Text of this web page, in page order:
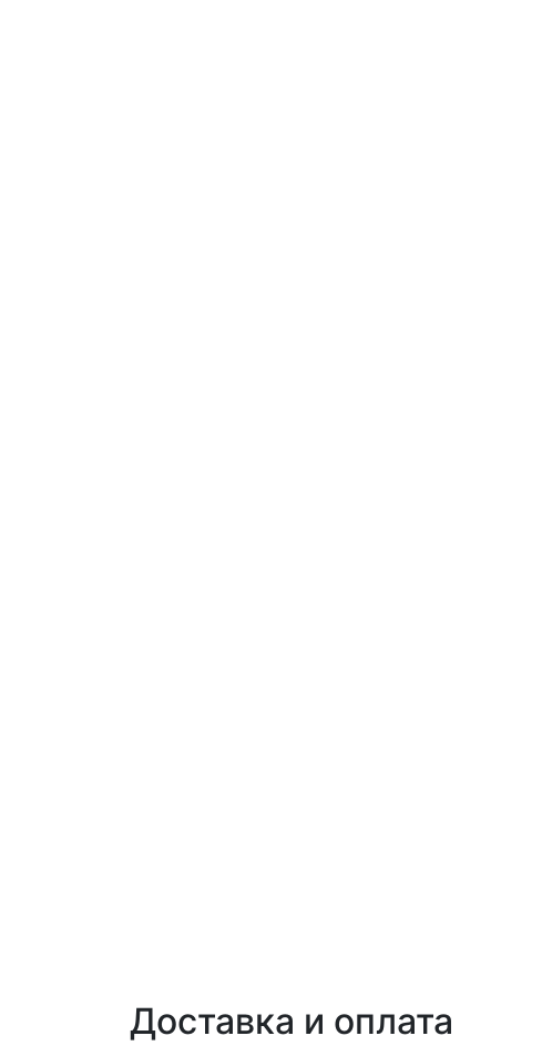
Доставка и оплата